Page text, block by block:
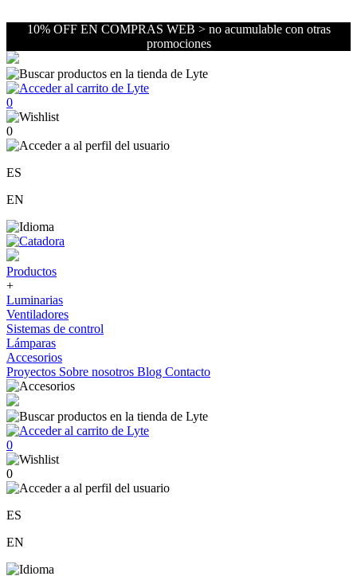
10% OFF EN COMPRAS WEB > no acumulable con otras
promociones
0
0
ES
EN
Productos
+
Luminarias
Ventiladores
Sistemas de control
Lámparas
Accesorios
Proyectos Sobre nosotros Blog Contacto
0
0
ES
EN